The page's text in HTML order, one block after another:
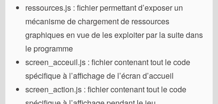
ressources.js : fichier permettant d’exposer un
mécanisme de chargement de ressources
graphiques en vue de les exploiter par la suite dans
le programme
screen_acceuil.js : fichier contenant tout le code
spécifique à l’affichage de l’écran d’accueil
screen_action.js : fichier contenant tout le code